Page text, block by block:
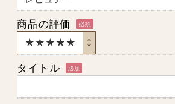
商品の評価 必須
タイトル 必須